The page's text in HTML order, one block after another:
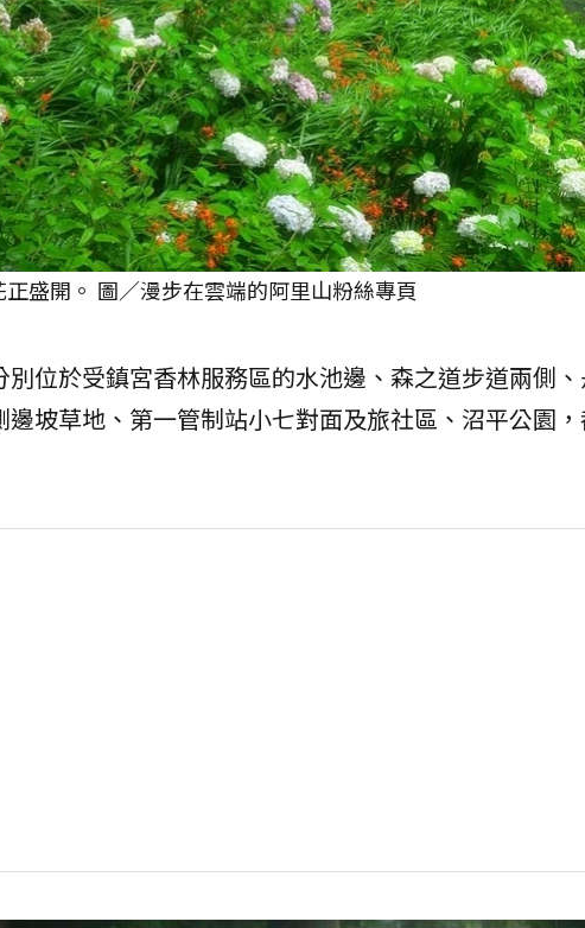
盛開。 圖／漫步在雲端的阿里山粉絲專頁
位於受鎮宮香林服務區的水池邊、森之道步道兩側
坡草地、第一管制站小七對面及旅社區、沼平公園